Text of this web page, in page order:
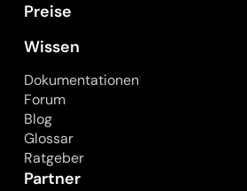
Preise
Wissen
Dokumentationen
Forum
Blog
Glossar
Ratgeber
Partner